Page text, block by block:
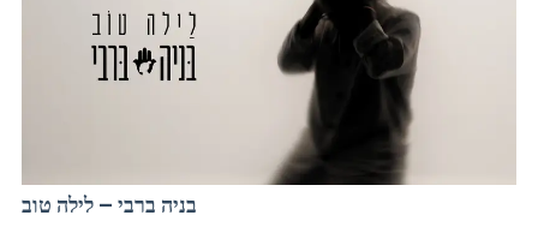
בניה ברבי – לילה טוב